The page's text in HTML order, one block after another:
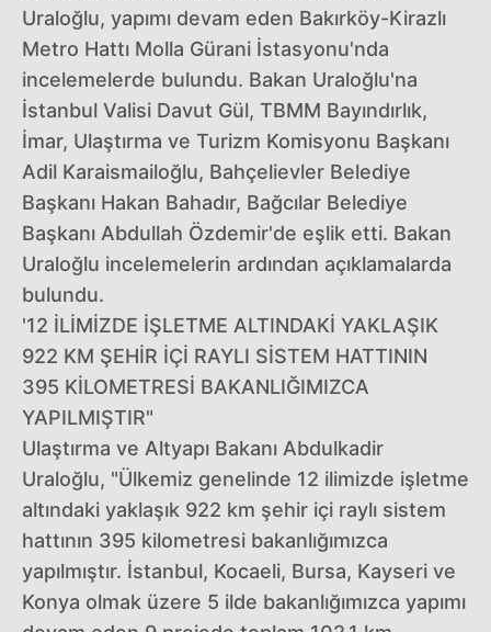
Uraloğlu, yapımı devam eden Bakırköy-Kirazlı
Metro Hattı Molla Gürani İstasyonu'nda
incelemelerde bulundu. Bakan Uraloğlu'na
İstanbul Valisi Davut Gül, TBMM Bayındırlık,
İmar, Ulaştırma ve Turizm Komisyonu Başkanı
Adil Karaismailoğlu, Bahçelievler Belediye
Başkanı Hakan Bahadır, Bağcılar Belediye
Başkanı Abdullah Özdemir'de eşlik etti. Bakan
Uraloğlu incelemelerin ardından açıklamalarda
bulundu.
'12 İLİMİZDE İŞLETME ALTINDAKİ YAKLAŞIK
922 KM ŞEHİR İÇİ RAYLI SİSTEM HATTININ
395 KİLOMETRESİ BAKANLIĞIMIZCA
YAPILMIŞTIR"
Ulaştırma ve Altyapı Bakanı Abdulkadir
Uraloğlu, "Ülkemiz genelinde 12 ilimizde işletme
altındaki yaklaşık 922 km şehir içi raylı sistem
hattının 395 kilometresi bakanlığımızca
yapılmıştır. İstanbul, Kocaeli, Bursa, Kayseri ve
Konya olmak üzere 5 ilde bakanlığımızca yapımı